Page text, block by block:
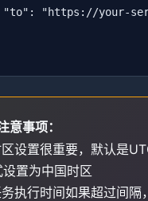
"to": "https://your-
意事项：
设置很重要，默认是
设置为中国时区
执行时间如果超过间隔